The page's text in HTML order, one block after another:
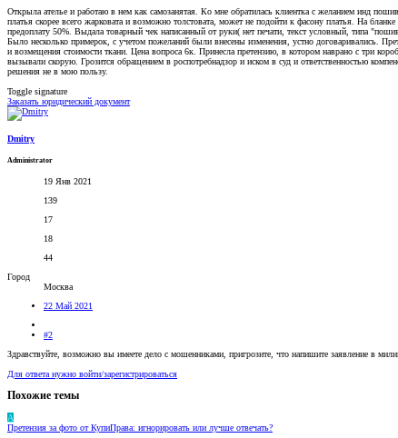
Открыла ателье и работаю в нем как самозанятая. Ко мне обратилась клиентка с желанием инд
платья скорее всего жарковата и возможно толстовата, может не подойти к фасону платья. На
предоплату 50%. Выдала товарный чек написанный от руки( нет печати, текст условный, типа
Было несколько примерок, с учетом пожеланий были внесены изменения, устно договаривались.
и возмещения стоимости ткани. Цена вопроса 6к. Принесла претензию, в котором наврано с три
вызывали скорую. Грозится обращением в роспотребнадзор и иском в суд и ответственностью
решения не в мою пользу.
Toggle signature
Заказать юридический документ
Dmitry
Administrator
19 Янв 2021
139
17
18
44
Город
Москва
22 Май 2021
#2
Здравствуйте, возможно вы имеете дело с мошенниками, пригрозите, что напишите заявление в
Для ответа нужно войти/зарегистрироваться
Похожие темы
А
Претензия за фото от КупиПрава: игнорировать или лучше отвечать?